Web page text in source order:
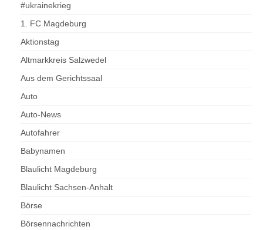
#ukrainekrieg
1. FC Magdeburg
Aktionstag
Altmarkkreis Salzwedel
Aus dem Gerichtssaal
Auto
Auto-News
Autofahrer
Babynamen
Blaulicht Magdeburg
Blaulicht Sachsen-Anhalt
Börse
Börsennachrichten